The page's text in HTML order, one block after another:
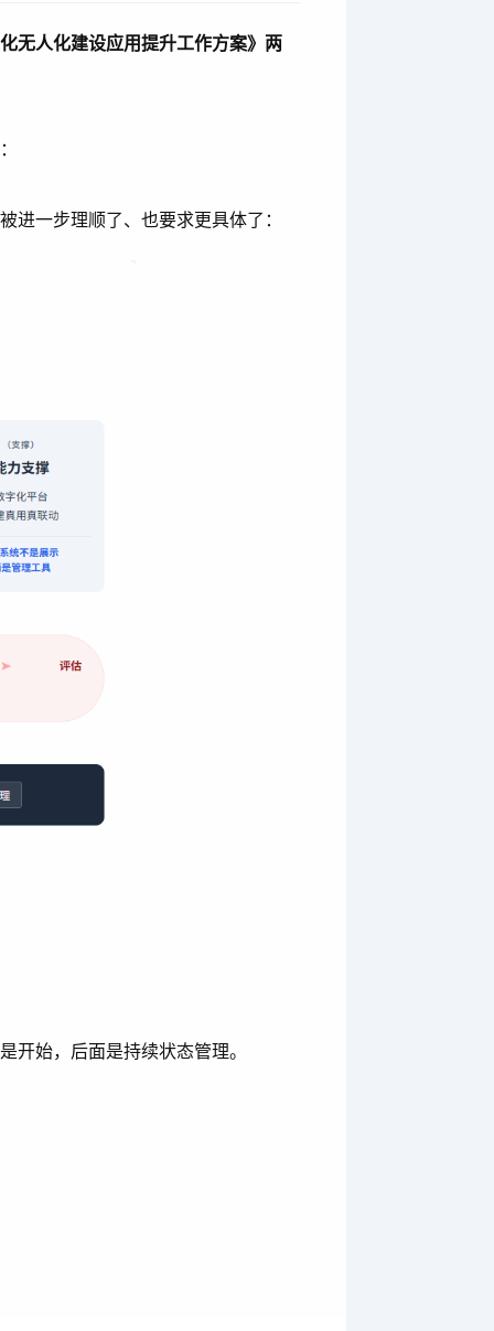
无人化建设应用提升工作方案》两
一步理顺了、也要求更具体了：
开始，后面是持续状态管理。